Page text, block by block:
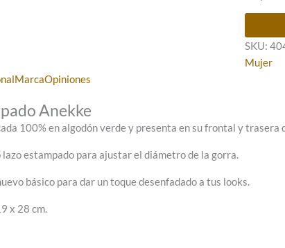
Anekke
de
Béisbol,
SKU:
Mujer
MarcaOpiniones
Anekke
100% en algodón verde y presenta en su frontal y
estampado para ajustar el diámetro de la gorra.
básico para dar un toque desenfadado a tus looks.
x 28 cm.